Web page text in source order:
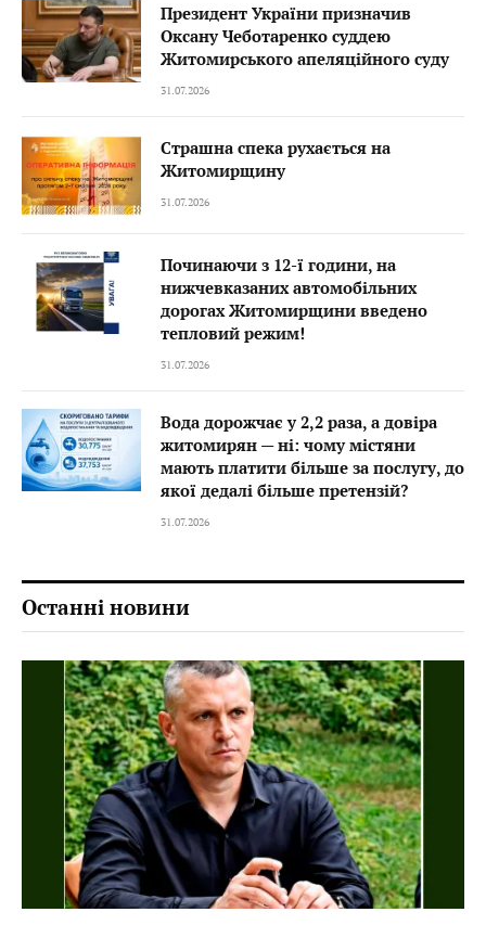
Президент України призначив
Оксану Чеботаренко суддею
Житомирського апеляційного суду
31.07.2026
Страшна спека рухається на
Житомирщину
31.07.2026
Починаючи з 12-ї години, на
нижчевказаних автомобільних
дорогах Житомирщини введено
тепловий режим!
31.07.2026
Вода дорожчає у 2,2 раза, а довіра
житомирян — ні: чому містяни
мають платити більше за послугу, до
якої дедалі більше претензій?
31.07.2026
Останні новини